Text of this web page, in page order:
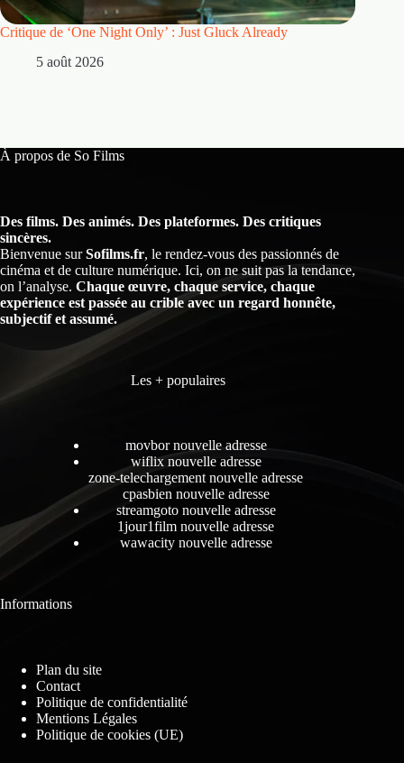
Critique de ‘One Night Only’ : Just Gluck Already
5 août 2026
À propos de So Films
Des films. Des animés. Des plateformes. Des critiques
sincères.
Bienvenue surSofilms.fr, le rendez-vous des passionnés de
cinéma et de culture numérique. Ici, on ne suit pas la tendance,
on l’analyse. Chaque œuvre, chaque service, chaque
expérience est passée au crible avec un regard honnête,
subjectif et assumé.
Les + populaires
movbor nouvelle adresse
wiflix nouvelle adresse
zone-telechargement nouvelle adresse
cpasbien nouvelle adresse
streamgoto nouvelle adresse
1jour1film nouvelle adresse
wawacity nouvelle adresse
Informations
Plan du site
Contact
Politique de confidentialité
Mentions Légales
Politique de cookies (UE)